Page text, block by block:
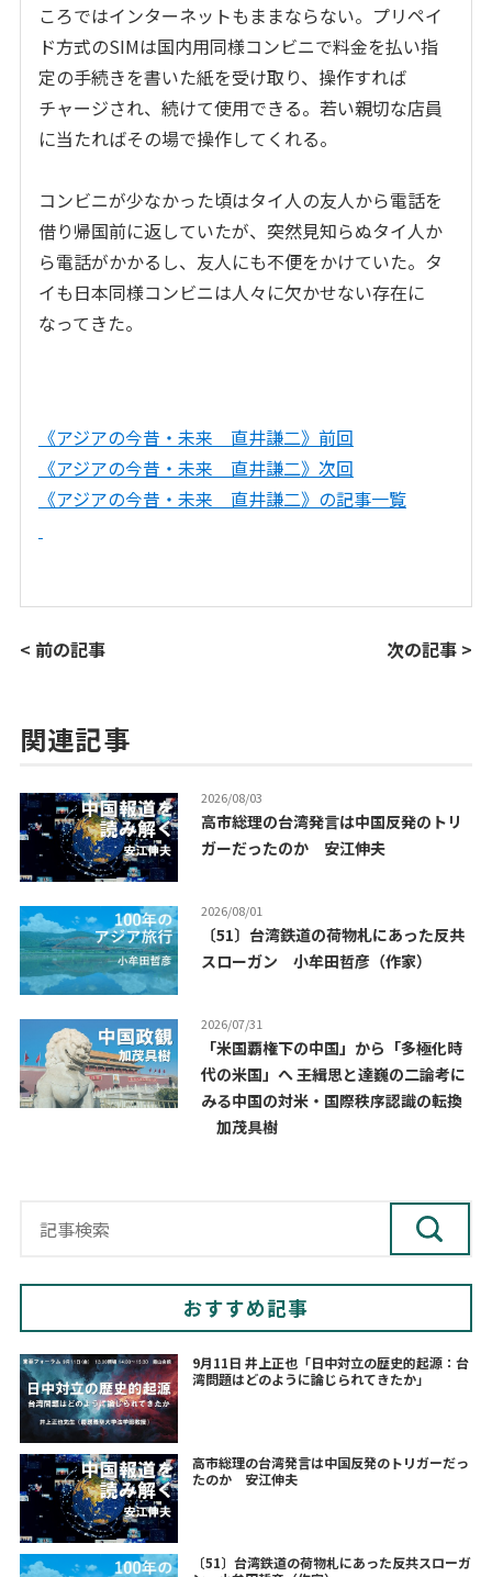
ころではインターネットもままならない。プリペイ
ド方式のSIMは国内用同様コンビニで料金を払い指
定の手続きを書いた紙を受け取り、操作すれば
チャージされ、続けて使用できる。若い親切な店員
に当たればその場で操作してくれる。
コンビニが少なかった頃はタイ人の友人から電話を
借り帰国前に返していたが、突然見知らぬタイ人か
ら電話がかかるし、友人にも不便をかけていた。タ
イも日本同様コンビニは人々に欠かせない存在に
なってきた。
《アジアの今昔・未来 直井謙二》前回
《アジアの今昔・未来 直井謙二》次回
《アジアの今昔・未来 直井謙二》の記事一覧
< 前の記事 次の記事 >
関連記事
2026/08/03
高市総理の台湾発言は中国反発のトリ
ガーだったのか 安江伸夫
2026/08/01
〔51〕台湾鉄道の荷物札にあった反共
スローガン 小牟田哲彦（作家）
2026/07/31
「米国覇権下の中国」から「多極化時
代の米国」へ ――王緝思と達巍の二論考に
みる中国の対米・国際秩序認識の転換
加茂具樹
おすすめ記事
9月11日 井上正也「日中対立の歴史的起源：台
湾問題はどのように論じられてきたか」
高市総理の台湾発言は中国反発のトリガーだっ
たのか 安江伸夫
〔51〕台湾鉄道の荷物札にあった反共スローガ